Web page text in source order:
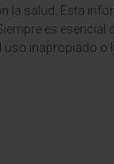
salud. Esta
es
inapropiado